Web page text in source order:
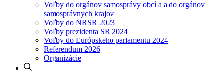
Voľby do orgánov samosprávy obcí a a do orgánov
samosprávnych krajov
Voľby do NRSR 2023
Voľby prezidenta SR 2024
Voľby do Európskeho parlamentu 2024
Referendum 2026
Organizácie